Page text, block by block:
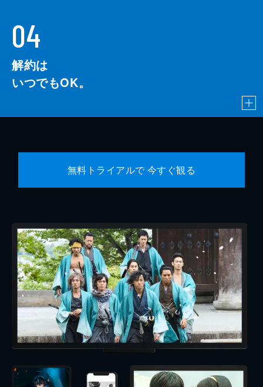
04
解約は
いつでもOK。
無料トライアルで 今すぐ観る